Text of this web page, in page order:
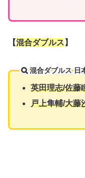
【混合ダブルス 】
混合ダブルス 日
英田理志/佐
戸上隼輔/大